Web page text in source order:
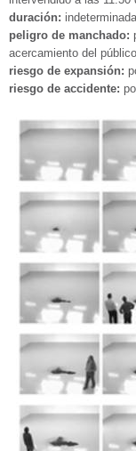
duración: indeterminada
peligro de manchado:
acercamiento del
riesgo de expansión:
riesgo de accidente: